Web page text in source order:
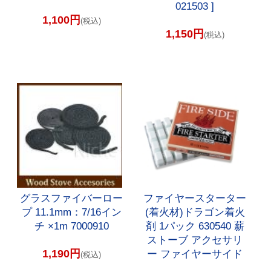
1,100円 (税込)
021503 ]
1,150円 (税込)
グラスファイバーロー
プ 11.1mm：7/16イン
チ ×1m 7000910
1,190円 (税込)
ファイヤースターター
(着火材)ドラゴン着火
剤 1パック 630540 薪
ストーブ アクセサリ
ー ファイヤーサイド